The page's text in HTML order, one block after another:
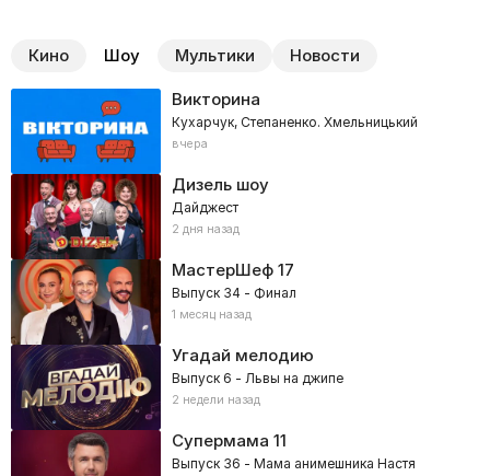
Кино Шоу Мультики Новости
Викторина
Кухарчук, Степаненко. Хмельницький
вчера
Дизель шоу
Дайджест
2 дня назад
МастерШеф17
Выпуск 34 - Финал
1 месяц назад
Угадай мелодию
Выпуск 6 - Львы на джипе
2 недели назад
Супермама 11
Выпуск 36 - Мама анимешника Настя